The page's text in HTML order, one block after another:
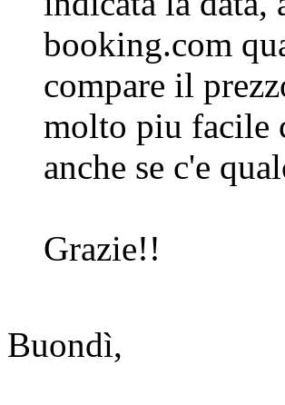
booking.com
compare il
molto piu facile
anche se c'e
Grazie!!
Buondì,